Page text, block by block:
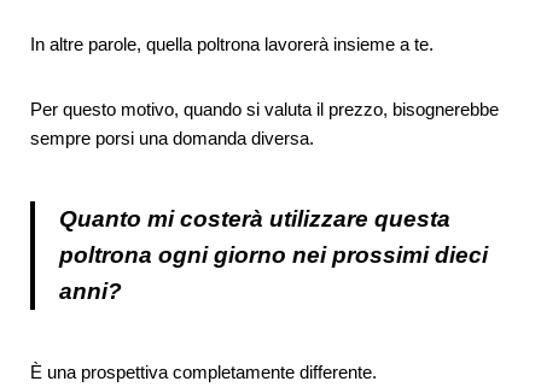
In altre parole, quella poltrona lavorerà insieme a te.
Per questo motivo, quando si valuta il prezzo, bisognerebbe
sempre porsi una domanda diversa.
Quanto mi costerà utilizzare questa
poltrona ogni giorno nei prossimi dieci
anni?
È una prospettiva completamente differente.